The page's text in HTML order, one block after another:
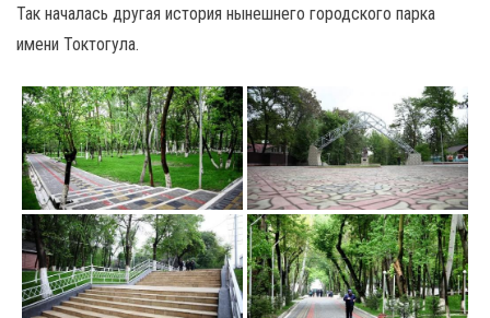
Так началась другая история нынешнего городского парка
имени Токтогула.